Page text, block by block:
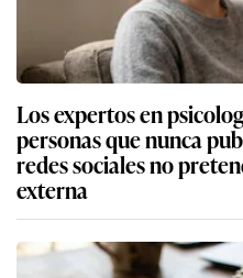
Los expertos en
personas que nunca
redes sociales no
externa